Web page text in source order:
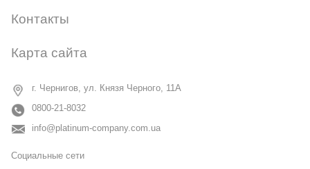
Контакты
Карта сайта
г. Чернигов, ул. Князя Черного, 11А
0800-21-8032
info@platinum-company.com.ua
Социальные сети